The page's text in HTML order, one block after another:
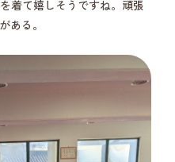
着て嬉しそうですね。頑張
ある。